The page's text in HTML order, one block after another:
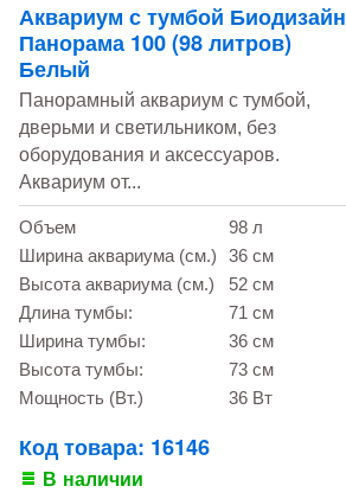
Аквариум с тумбой Биодизайн
Панорама 100 (98 литров)
Белый
Панорамный аквариум с тумбой,
дверьми и светильником, без
оборудования и аксессуаров.
Аквариум от...
Объем
98 л
Ширина аквариума (см.)
36 см
Высота аквариума (см.)
52 см
Длина тумбы:
71 см
Ширина тумбы:
36 см
Высота тумбы:
73 см
Мощность (Вт.)
36 Вт
Код товара: 16146
В наличии